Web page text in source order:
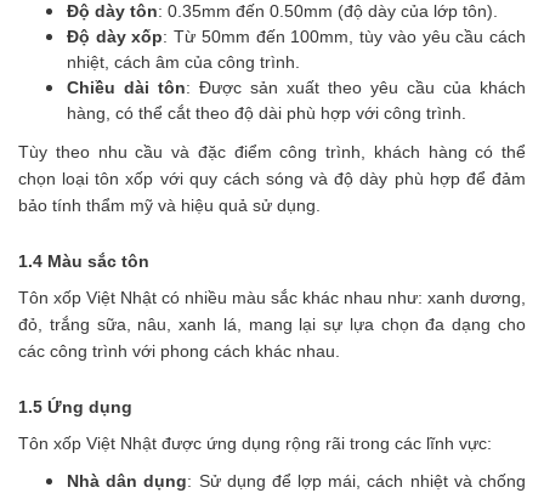
Độ dày tôn: 0.35mm đến 0.50mm (độ dày của lớp tôn).
Độ dày xốp: Từ 50mm đến 100mm, tùy vào yêu cầu cách
nhiệt, cách âm của công trình.
Chiều dài tôn: Được sản xuất theo yêu cầu của khách
hàng, có thể cắt theo độ dài phù hợp với công trình.
Tùy theo nhu cầu và đặc điểm công trình, khách hàng có thể
chọn loại tôn xốp với quy cách sóng và độ dày phù hợp để đảm
bảo tính thẩm mỹ và hiệu quả sử dụng.
1.4 Màu sắc tôn
Tôn xốp Việt Nhật có nhiều màu sắc khác nhau như: xanh dương,
đỏ, trắng sữa, nâu, xanh lá, mang lại sự lựa chọn đa dạng cho
các công trình với phong cách khác nhau.
1.5 Ứng dụng
Tôn xốp Việt Nhật được ứng dụng rộng rãi trong các lĩnh vực:
Nhà dân dụng: Sử dụng để lợp mái, cách nhiệt và chống